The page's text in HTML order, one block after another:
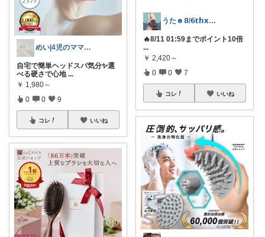
めい|4児のママおすすめ
自宅で簡単ヘッドスパ気分✨選
べる硬さで心地 ...
￥ 1,980～
0 0 9
コレ いいね
うた☻𝟴/𝟲𝘁𝗵𝘅ᜊ⍤⃝ᜊ
🔥8/11 01:59までポイント10倍
...
￥ 2,420～
0 0 7
コレ いいね